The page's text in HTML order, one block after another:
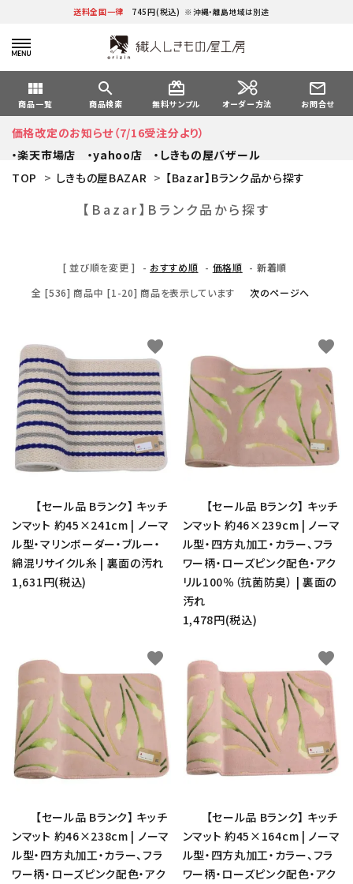
送料全国一律 745円(税込) ※沖縄・離島地域は別途
view_module
商品一覧
search
商品検索
card_giftcard
無料サンプル オーダー方法
mail_outline
お問合せ
価格改定のお知らせ（7/16受注分より）
・楽天市場店
・yahoo店
・しきもの屋バザール
TOP > しきもの屋BAZAR > 【Bazar】Bランク品から探す
【Bazar】Bランク品から探す
[ 並び順を変更 ] - おすすめ順 - 価格順 - 新着順
全 [536] 商品中 [1-20] 商品を表示しています
次のページへ
【セール品 Bランク】 キッチ
ンマット 約45×241cm | ノーマ
ル型・マリンボーダー・ブルー・
綿混リサイクル糸 | 裏面の汚れ
1,631円(税込)
favorite
【セール品 Bランク】 キッチ
ンマット 約46×239cm | ノーマ
ル型・四方丸加工・カラー、フラ
ワー柄・ローズピンク配色・アク
リル100％（抗菌防臭） | 裏面の
汚れ
1,478円(税込)
favorite
【セール品 Bランク】 キッチ
ンマット 約46×238cm | ノーマ
ル型・四方丸加工・カラー、フラ
ワー柄・ローズピンク配色・アク
favorite
【セール品 Bランク】 キッチ
ンマット 約45×164cm | ノーマ
ル型・四方丸加工・カラー、フラ
ワー柄・ローズピンク配色・アク
favorite